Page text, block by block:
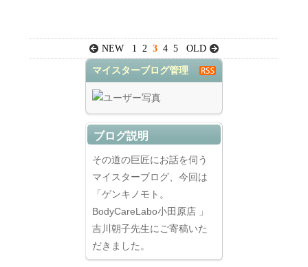
NEW 1 2 3 4 5
OLD
マイスターブログ管理
者
ブログ説明
その道の巨匠にお話を伺う
マイスターブログ、今回は
「ゲンキノモト。
BodyCareLabo小田原店 」
吉川朝子先生にご寄稿いた
だきました。